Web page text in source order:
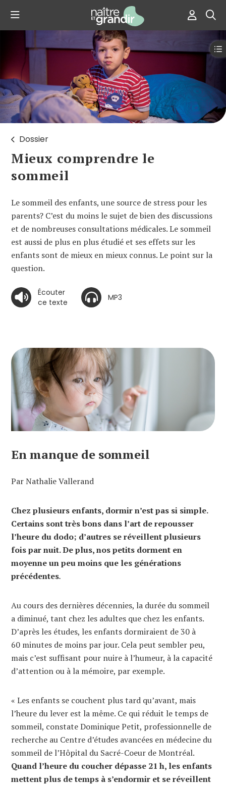
Dossier
Mieux comprendre le
sommeil
Le sommeil des enfants, une source de stress pour les
parents? C’est du moins le sujet de bien des discussions
et de nombreuses consultations médicales. Le sommeil
est aussi de plus en plus étudié et ses effets sur les
enfants sont de mieux en mieux connus. Le point sur la
question.
Écouter
ce texte
MP3
En manque de sommeil
Par Nathalie Vallerand
Chez plusieurs enfants, dormir n’est pas si simple.
Certains sont très bons dans l’art de repousser
l’heure du dodo; d’autres se réveillent plusieurs
fois par nuit. De plus, nos petits dorment en
moyenne un peu moins que les générations
précédentes.
Au cours des dernières décennies, la durée du sommeil
a diminué, tant chez les adultes que chez les enfants.
D’après les études, les enfants dormiraient de 30 à
60 minutes de moins par jour. Cela peut sembler peu,
mais c’est suffisant pour nuire à l’humeur, à la capacité
d’attention ou à la mémoire, par exemple.
« Les enfants se couchent plus tard qu’avant, mais
l’heure du lever est la même. Ce qui réduit le temps de
sommeil, constate Dominique Petit, professionnelle de
recherche au Centre d’études avancées en médecine du
sommeil de l’Hôpital du Sacré-Coeur de Montréal.
Quand l’heure du coucher dépasse 21 h, les enfants
mettent plus de temps à s’endormir et se réveillent